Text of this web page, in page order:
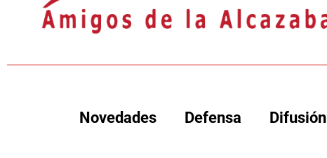
Novedades Defensa Difusión